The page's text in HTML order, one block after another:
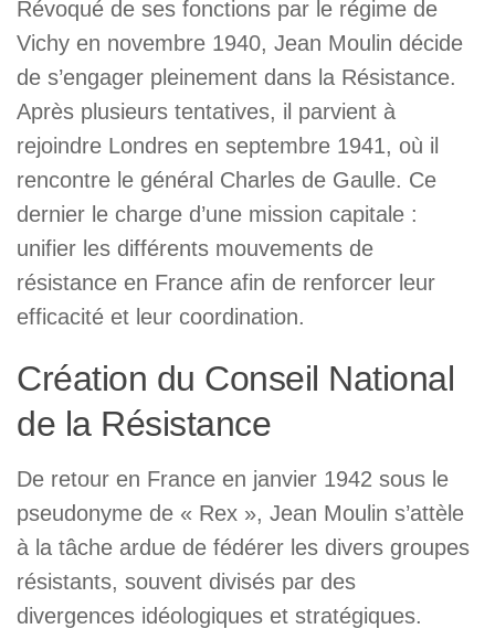
Révoqué de ses fonctions par le régime de
Vichy en novembre 1940, Jean Moulin décide
de s’engager pleinement dans la Résistance.
Après plusieurs tentatives, il parvient à
rejoindre Londres en septembre 1941, où il
rencontre le général Charles de Gaulle. Ce
dernier le charge d’une mission capitale :
unifier les différents mouvements de
résistance en France afin de renforcer leur
efficacité et leur coordination.
Création du Conseil National
de la Résistance
De retour en France en janvier 1942 sous le
pseudonyme de « Rex », Jean Moulin s’attèle
à la tâche ardue de fédérer les divers groupes
résistants, souvent divisés par des
divergences idéologiques et stratégiques.